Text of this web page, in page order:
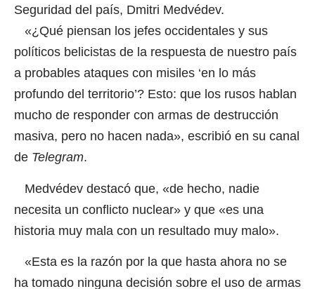
Seguridad del país, Dmitri Medvédev.
«¿Qué piensan los jefes occidentales y sus
políticos belicistas de la respuesta de nuestro país
a probables ataques con misiles ‘en lo más
profundo del territorio’? Esto: que los rusos hablan
mucho de responder con armas de destrucción
masiva, pero no hacen nada», escribió en su canal
de Telegram.
Medvédev destacó que, «de hecho, nadie
necesita un conflicto nuclear» y que «es una
historia muy mala con un resultado muy malo».
«Esta es la razón por la que hasta ahora no se
ha tomado ninguna decisión sobre el uso de armas